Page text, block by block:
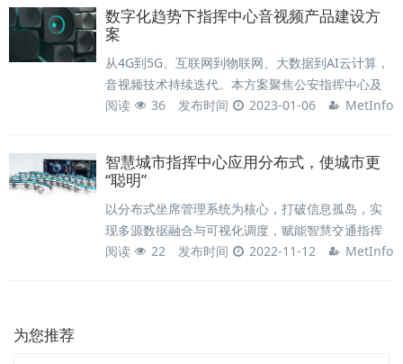
价值。
数字化趋势下指挥中心音视频产品建设方
案
从4G到5G、互联网到物联网、大数据到AI云计算，
音视频技术持续迭代。本方案聚焦公安指挥中心及
会商室、机房等核心场景，构建以分布式系统为中
阅读 36 发布时间 2023-01-06 MetInfo
智慧城市指挥中心应用分布式，使城市更
“聪明”
以分布式坐席管理系统为核心，打破信息孤岛，实
现多源数据融合与可视化调度，赋能智慧交通指挥
中心互联互通、高效协同，助力城市治理更精细、
阅读 22 发布时间 2022-11-12 MetInfo
为您推荐